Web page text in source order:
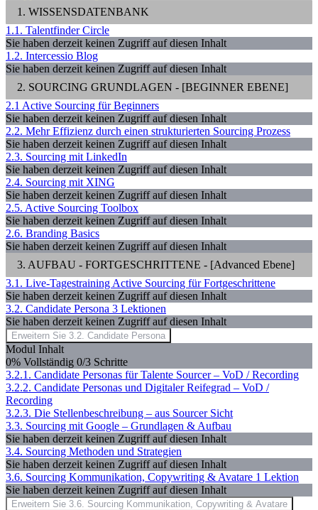
1. WISSENSDATENBANK
1.1. Talentfinder Circle
Sie haben derzeit keinen Zugriff auf diesen Inhalt
1.2. Intercessio Blog
Sie haben derzeit keinen Zugriff auf diesen Inhalt
2. SOURCING GRUNDLAGEN - [BEGINNER EBENE]
2.1 Active Sourcing für Beginners
Sie haben derzeit keinen Zugriff auf diesen Inhalt
2.2. Mehr Effizienz durch einen strukturierten Sourcing Prozess
Sie haben derzeit keinen Zugriff auf diesen Inhalt
2.3. Sourcing mit LinkedIn
Sie haben derzeit keinen Zugriff auf diesen Inhalt
2.4. Sourcing mit XING
Sie haben derzeit keinen Zugriff auf diesen Inhalt
2.5. Active Sourcing Toolbox
Sie haben derzeit keinen Zugriff auf diesen Inhalt
2.6. Branding Basics
Sie haben derzeit keinen Zugriff auf diesen Inhalt
3. AUFBAU - FORTGESCHRITTENE - [Advanced Ebene]
3.1. Live-Tagestraining Active Sourcing für Fortgeschrittene
Sie haben derzeit keinen Zugriff auf diesen Inhalt
3.2. Candidate Persona 3 Lektionen
Sie haben derzeit keinen Zugriff auf diesen Inhalt
Erweitern Sie 3.2. Candidate Persona
Modul Inhalt
0% Vollständig 0/3 Schritte
3.2.1. Candidate Personas für Talente Sourcer – VoD / Recording
3.2.2. Candidate Personas und Digitaler Reifegrad – VoD /
Recording
3.2.3. Die Stellenbeschreibung – aus Sourcer Sicht
3.3. Sourcing mit Google – Grundlagen & Aufbau
Sie haben derzeit keinen Zugriff auf diesen Inhalt
3.4. Sourcing Methoden und Strategien
Sie haben derzeit keinen Zugriff auf diesen Inhalt
3.6. Sourcing Kommunikation, Copywriting & Avatare 1 Lektion
Sie haben derzeit keinen Zugriff auf diesen Inhalt
Erweitern Sie 3.6. Sourcing Kommunikation, Copywriting & Avatare